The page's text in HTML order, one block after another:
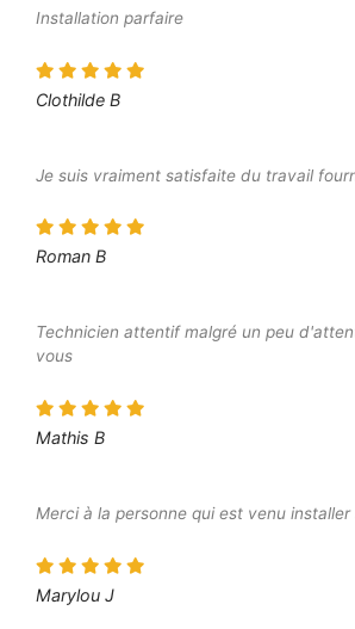
Installation parfaire
Clothilde B
Je suis vraiment satisfaite du travail
Roman B
Technicien attentif malgré un peu
vous
Mathis B
Merci à la personne qui est venu installer
Marylou J